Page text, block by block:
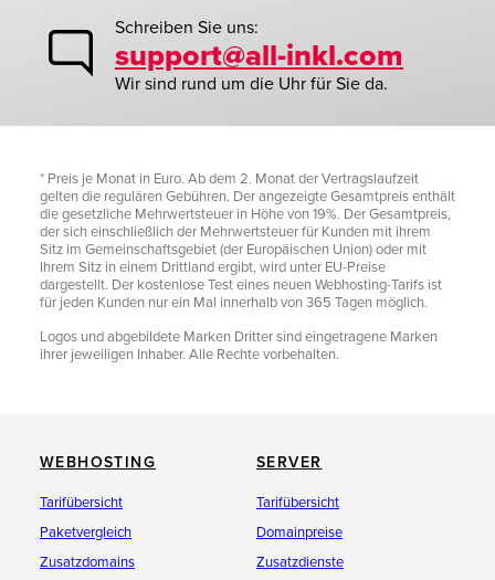
Schreiben Sie uns:
support@all-inkl.com
Wir sind rund um die Uhr für Sie da.
* Preis je Monat in Euro. Ab dem 2. Monat der Vertragslaufzeit
gelten die regulären Gebühren. Der angezeigte Gesamtpreis enthält
die gesetzliche Mehrwertsteuer in Höhe von 19%. Der Gesamtpreis,
der sich einschließlich der Mehrwertsteuer für Kunden mit ihrem
Sitz im Gemeinschaftsgebiet (der Europäischen Union) oder mit
Ihrem Sitz in einem Drittland ergibt, wird unter EU-Preise
dargestellt. Der kostenlose Test eines neuen Webhosting-Tarifs ist
für jeden Kunden nur ein Mal innerhalb von 365 Tagen möglich.
Logos und abgebildete Marken Dritter sind eingetragene Marken
ihrer jeweiligen Inhaber. Alle Rechte vorbehalten.
WEBHOSTING
Tarifübersicht
Paketvergleich
Zusatzdomains
SERVER
Tarifübersicht
Domainpreise
Zusatzdienste